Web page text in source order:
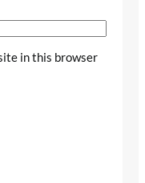
in this browser